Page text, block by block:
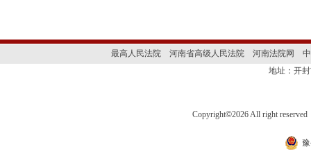
最高人民法院 河南省高级人民法院 河南法院网
地址：开
Copyright©2026 All right